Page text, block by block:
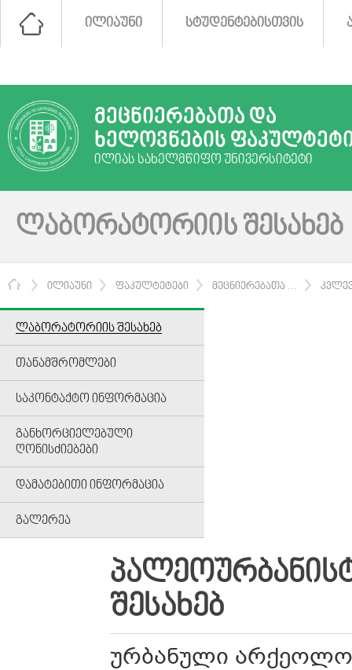
ᲘᲚᲘᲐᲣᲜᲘ ᲡᲢᲣᲓᲔᲜᲢᲔᲑᲘᲡᲗᲕᲘᲡ
ᲛᲔᲪᲜᲘᲔᲠᲔᲑᲐᲗᲐ ᲓᲐ
ᲮᲔᲚᲝᲕᲜᲔᲑᲘᲡ
ᲘᲚᲘᲐᲡ ᲡᲐᲮᲔᲚᲛᲬᲘᲤᲝ ᲣᲜᲘᲕᲔᲠᲡᲘᲢᲔᲢᲘ
ᲚᲐᲑᲝᲠᲐᲢᲝᲠᲘᲘᲡ ᲨᲔᲡᲐᲮᲔᲑ
ᲛᲗᲐᲕᲐᲠᲘ
ᲘᲚᲘᲐᲣᲜᲘ ᲤᲐᲙᲣᲚᲢᲔᲢᲔᲑᲘ ᲛᲔᲪᲜᲘᲔᲠᲔᲑᲐᲗᲐ ...
ᲚᲐᲑᲝᲠᲐᲢᲝᲠᲘᲘᲡ ᲨᲔᲡᲐᲮᲔᲑ
ᲗᲐᲜᲐᲛᲨᲠᲝᲛᲚᲔᲑᲘ
ᲡᲐᲙᲝᲜᲢᲐᲥᲢᲝ ᲘᲜᲤᲝᲠᲛᲐᲪᲘᲐ
ᲒᲐᲜᲮᲝᲠᲪᲘᲔᲚᲔᲑᲣᲚᲘ
ᲦᲝᲜᲘᲡᲫᲘᲔᲑᲔᲑᲘ
ᲓᲐᲛᲐᲢᲔᲑᲘᲗᲘ ᲘᲜᲤᲝᲠᲛᲐᲪᲘᲐ
ᲒᲐᲚᲔᲠᲔᲐ
ᲨᲔᲡᲐᲮᲔᲑ
ურბანული